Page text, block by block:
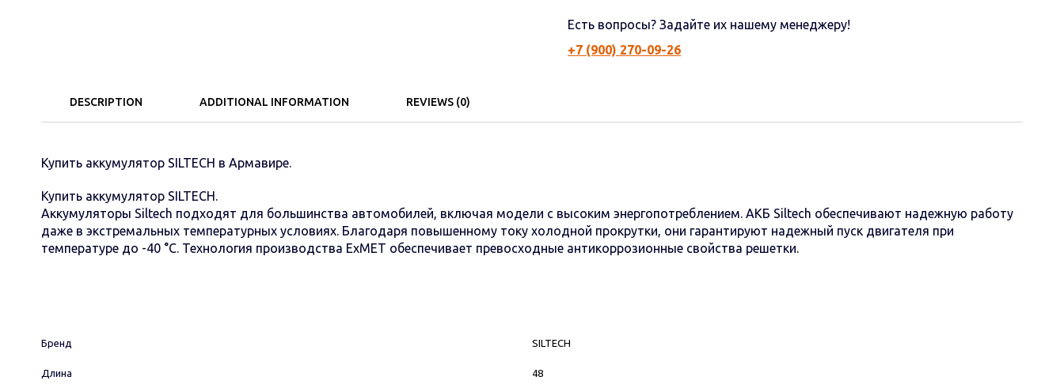
Есть вопросы? Задайте их нашему менеджеру!
+7 (900) 270-09-26
DESCRIPTION ADDITIONAL INFORMATION REVIEWS (0)
Купить аккумулятор SILTECH в Армавире.
Купить аккумулятор SILTECH.
Аккумуляторы Siltech подходят для большинства автомобилей, включая модели с высоким энергопотреблением. АКБ Siltech обеспечивают надежную работу
даже в экстремальных температурных условиях. Благодаря повышенному току холодной прокрутки, они гарантируют надежный пуск двигателя при
температуре до -40 °C. Технология производства ExMET обеспечивает превосходные антикоррозионные свойства решетки.
Бренд SILTECH
Длина 48